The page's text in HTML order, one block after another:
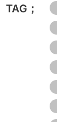
TAG；